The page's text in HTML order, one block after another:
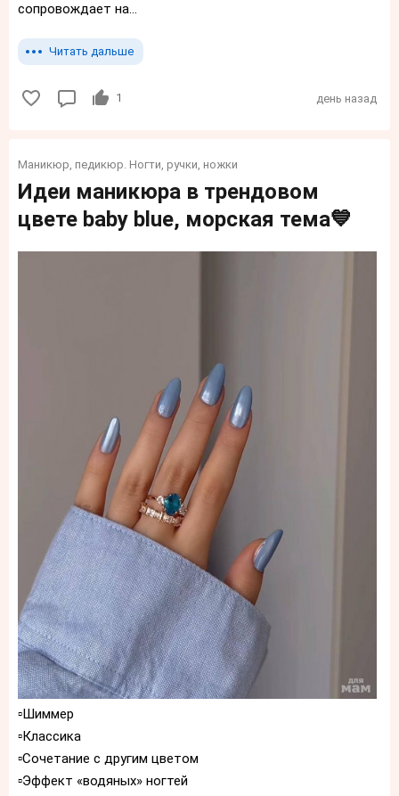
сопровождает на...
Читать дальше
1 день назад
Маникюр, педикюр. Ногти, ручки, ножки
Идеи маникюра в трендовом
цвете baby blue, морская тема💙
▫️Шиммер
▫️Классика
▫️Сочетание с другим цветом
▫️Эффект «водяных» ногтей